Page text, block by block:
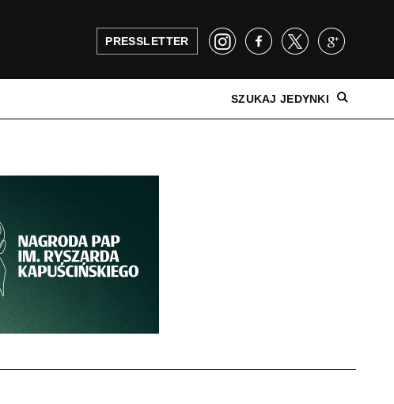
PRESSLETTER
SZUKAJ JEDYNKI